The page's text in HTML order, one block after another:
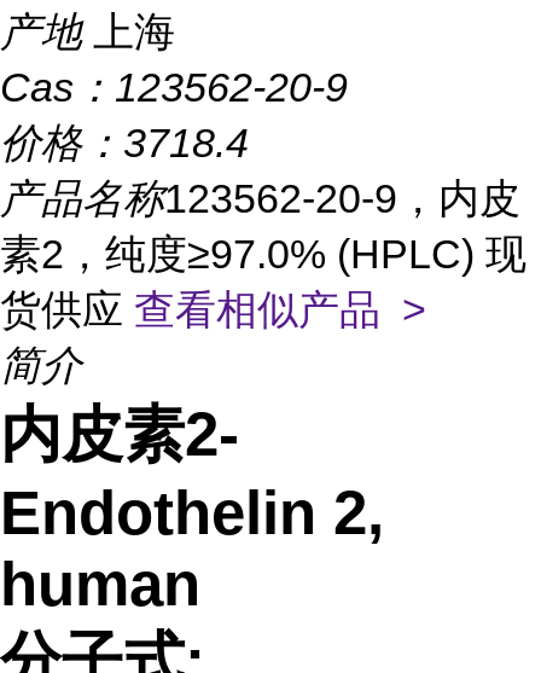
产地
上海
Cas： 123562-20-9
价格： 3718.4
产品名称123562-20-9，内皮
素2，纯度≥97.0% (HPLC) 现
货供应 查看相似产品 >
简介
内皮素2-
Endothelin 2,
human